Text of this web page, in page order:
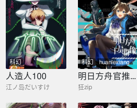
科幻
人造人100
江ノ岛だいすけ
科幻 huanlexiang
明日方舟官推漫画-罗德岛的干员们
狂zip